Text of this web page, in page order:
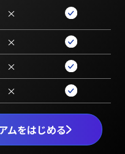
ムをはじめる
×
×
×
×